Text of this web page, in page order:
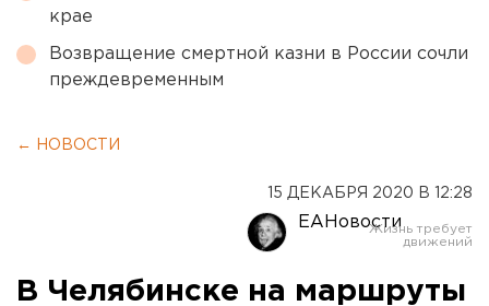
крае
Возвращение смертной казни в России сочли
преждевременным
← НОВОСТИ
15 ДЕКАБРЯ 2020 В 12:28
ЕАНовости
В Челябинске на маршруты